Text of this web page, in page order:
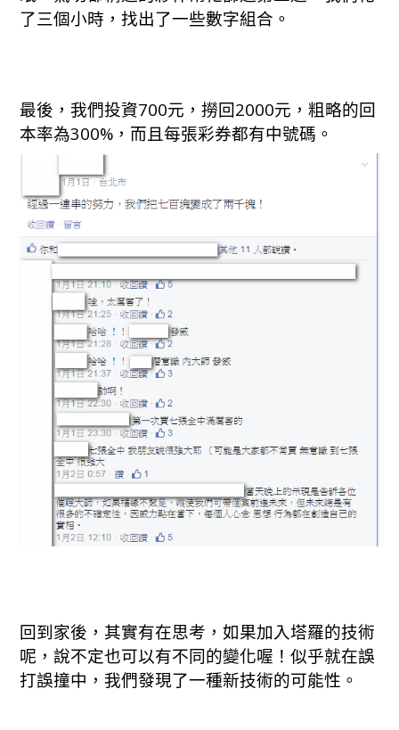
了三個小時，找出了一些數字組合。
最後，我們投資700元，撈回2000元，粗略的回
本率為300%，而且每張彩券都有中號碼。
回到家後，其實有在思考，如果加入塔羅的技術
呢，說不定也可以有不同的變化喔！似乎就在誤
打誤撞中，我們發現了一種新技術的可能性。